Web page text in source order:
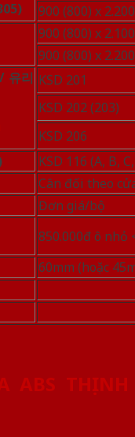
900 (800) x 2.200
900 (800) x 2.100
900 (800) x 2.200
유리 KSD 201
KSD 202 (203)
KSD 206
KSD 116 (A, B,
Cân đối theo
Đơn giá/bộ
850.000đ ô nhỏ
60mm (hoặc
ABS THỊNH